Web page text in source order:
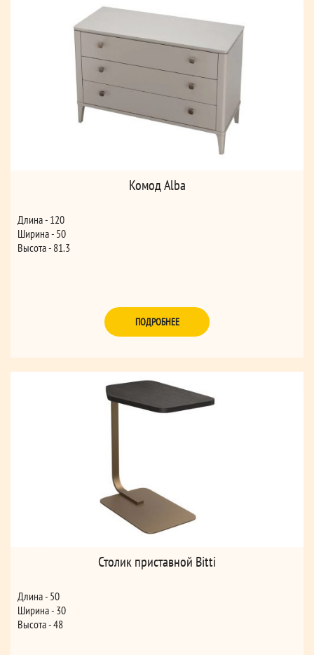
Комод Alba
Длина - 120
Ширина - 50
Высота - 81.3
ПОДРОБНЕЕ
Столик приставной Bitti
Длина - 50
Ширина - 30
Высота - 48